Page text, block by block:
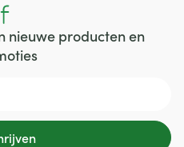
nieuwe producten en